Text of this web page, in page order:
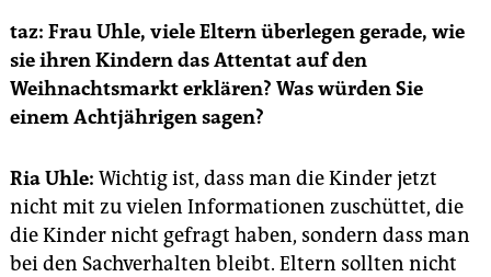
abo
genossenschaft
epaper login
taz: Frau Uhle, viele Eltern überlegen gerade, wie
sie ihren Kindern das Attentat auf den
Weihnachtsmarkt erklären? Was würden Sie
einem Achtjährigen sagen?
Ria Uhle: Wichtig ist, dass man die Kinder jetzt
nicht mit zu vielen Informationen zuschüttet, die
die Kinder nicht gefragt haben, sondern dass man
bei den Sachverhalten bleibt. Eltern sollten nicht